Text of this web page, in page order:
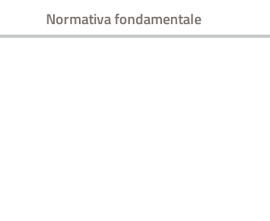
Normativa fondamentale